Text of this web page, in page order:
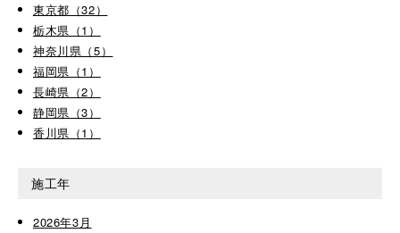
東京都（32）
栃木県（1）
神奈川県（5）
福岡県（1）
長崎県（2）
静岡県（3）
香川県（1）
施工年
2026年3月